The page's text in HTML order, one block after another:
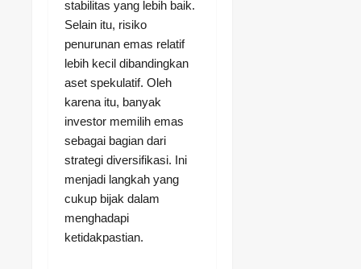
stabilitas yang lebih baik.
Selain itu, risiko
penurunan emas relatif
lebih kecil dibandingkan
aset spekulatif. Oleh
karena itu, banyak
investor memilih emas
sebagai bagian dari
strategi diversifikasi. Ini
menjadi langkah yang
cukup bijak dalam
menghadapi
ketidakpastian.